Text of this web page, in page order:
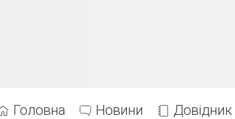
Головна Новини Довідник